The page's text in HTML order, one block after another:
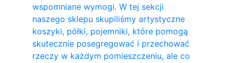
wspomniane wymogi. W tej sekcji
naszego sklepu skupiliśmy artystyczne
koszyki, półki, pojemniki, które pomogą
skutecznie posegregować i przechować
rzeczy w każdym pomieszczeniu, ale co